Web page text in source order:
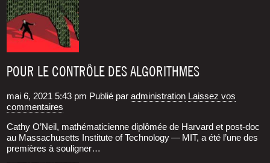
POUR LE CONTRÔLE DES ALGORITHMES
mai 6, 2021 5:43 pm Publié paradministration Laissez vos
commentaires
Cathy O’Neil, mathé­ma­ti­cienne diplô­mée de Har­vard et post-doc
au Mas­sa­chu­setts Ins­ti­tute of Tech­no­lo­gy — MIT, a été l’une des
pre­mières à sou­li­gner…